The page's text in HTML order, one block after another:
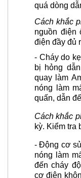
quá dòng
Cách khắc
nguồn điện
điện đầy đủ
- Cháy do
bị hỏng
quay làm
nóng làm
quấn, dẫn
Cách khắc
kỳ. Kiểm tra
-Động cơ
nóng làm
đến cháy
cơ điện